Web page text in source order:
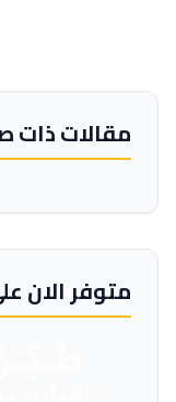
مقالات ذات
متوفر الان